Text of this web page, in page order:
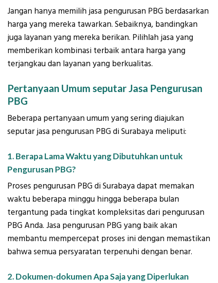
Jangan hanya memilih jasa pengurusan PBG berdasarkan
harga yang mereka tawarkan. Sebaiknya, bandingkan
juga layanan yang mereka berikan. Pilihlah jasa yang
memberikan kombinasi terbaik antara harga yang
terjangkau dan layanan yang berkualitas.
Pertanyaan Umum seputar Jasa Pengurusan
PBG
Beberapa pertanyaan umum yang sering diajukan
seputar jasa pengurusan PBG di Surabaya meliputi:
1. Berapa Lama Waktu yang Dibutuhkan untuk
Pengurusan PBG?
Proses pengurusan PBG di Surabaya dapat memakan
waktu beberapa minggu hingga beberapa bulan
tergantung pada tingkat kompleksitas dari pengurusan
PBG Anda. Jasa pengurusan PBG yang baik akan
membantu mempercepat proses ini dengan memastikan
bahwa semua persyaratan terpenuhi dengan benar.
2. Dokumen-dokumen Apa Saja yang Diperlukan